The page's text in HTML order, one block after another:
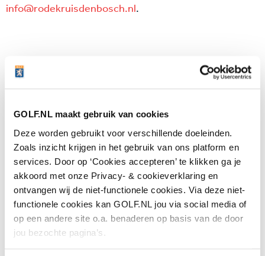
GOLF.NL maakt gebruik van cookies
Deze worden gebruikt voor verschillende doeleinden.
Zoals inzicht krijgen in het gebruik van ons platform en
services. Door op ‘Cookies accepteren’ te klikken ga je
akkoord met onze Privacy- & cookieverklaring en
ontvangen wij de niet-functionele cookies. Via deze niet-
functionele cookies kan GOLF.NL jou via social media of
op een andere site o.a. benaderen op basis van de door
jou bezochte pagina’s.
info@rodekruisdenbosch.nl.
Laatste nieuws
Plots goed nieuws voor LIV Golf: de spelers
worden groot aandeelhouder na akkoord met
nieuwe investeerder 06 AUG
'Mag ik nog steeds drie minuten zoeken als we
het op de tee al eens zijn dat mijn bal in de
hindernis ligt?'
Wie is de captain van Team Europa?
Negenvoudig speelster en drievoudig
majorwinnares Anna Nordqvist ademt de Solheim Cup